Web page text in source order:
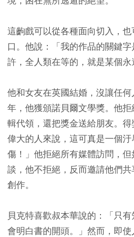
這齣戲可以從各種面向切入，
口。他說：「我的作品的關鍵
許，全人類在等的，就是某個永
他和女友在英國結婚，沒讓任
年，他獲頒諾貝爾文學獎。他
輯代領，還把獎金送給朋友。
偉大的人來說，這可真是一個
傷！」他拒絕所有媒體訪問，
談，他不拒絕，反而邀請他們
創作。
貝克特喜歡叔本華說的：「只
會明白書的開頭。」然而，即